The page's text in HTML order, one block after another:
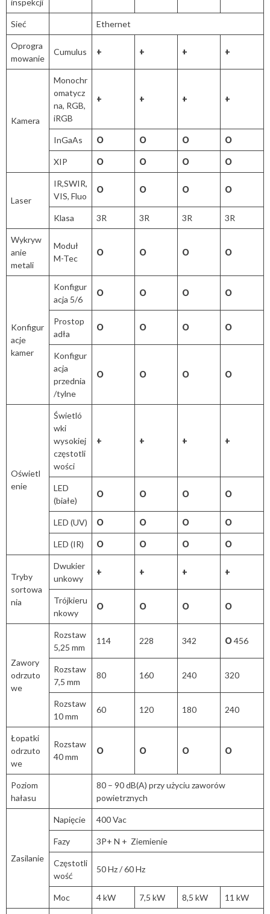
Sieć Ethernet
Oprogra
mowanie
Cumulus + + + +
Kamera
Monochr
omatycz
na, RGB,
iRGB
+ + + +
InGaAs O O O O
XIP O O O O
Laser
IR,SWIR,
VIS, Fluo
O O O O
Klasa 3R 3R 3R 3R
Wykryw
anie
metali
Moduł
M-Tec
O O O O
Konfigur
acje
kamer
Konfigur
acja 5/6
O O O O
Prostop
adła
O O O O
Konfigur
acja
przednia
/tylne
O O O O
Oświetl
enie
Świetló
wki
wysokiej
częstotli
wości
+ + + +
LED
(białe)
O O O O
LED (UV) O O O O
LED (IR) O O O O
Tryby
sortowa
nia
Dwukier
unkowy
+ + + +
Trójkieru
nkowy
O O O O
Zawory
odrzuto
we
Rozstaw
5,25 mm
114 228 342 O456
Rozstaw
7,5 mm
80 160 240 320
Rozstaw
10 mm
60 120 180 240
Łopatki
odrzuto
we
Rozstaw
40 mm
O O O O
Poziom
hałasu
80 – 90 dB(A) przy użyciu zaworów
powietrznych
Zasilanie
Napięcie 400 Vac
Fazy 3P+ N + Ziemienie
Częstotli
wość
50 Hz / 60 Hz
Moc 4 kW 7,5 kW 8,5 kW 11 kW